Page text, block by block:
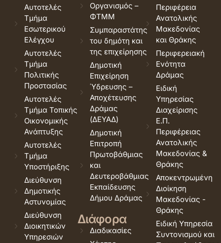
Αυτοτελές
Τμήμα
Εσωτερικού
Ελέγχου
Αυτοτελές
Τμήμα
Πολιτικής
Προστασίας
Αυτοτελές
Τμήμα Τοπικής
Οικονομικής
Ανάπτυξης
Αυτοτελές
Τμήμα
Υποστήριξης
Διεύθυνση
Δημοτικής
Αστυνομίας
Διεύθυνση
Διοικητικών
Υπηρεσιών
Οργανισμός –
ΦΤΜΜ
Συμπαραστάτης
του δημότη και
της επιχείρησης
Δημοτική
Επιχείρηση
Ύδρευσης –
Αποχέτευσης
Δράμας
(ΔΕΥΑΔ)
Δημοτική
Επιτροπή
Πρωτοβάθμιας
και
Δευτεροβάθμιας
Εκπαίδευσης
Δήμου Δράμας
Διάφορα
Διαδικασίες
Περιφέρεια
Ανατολικής
Μακεδονίας
και Θράκης
Περιφερειακή
Ενότητα
Δράμας
Ειδική
Υπηρεσίας
Διαχείρισης
Ε.Π.
Περιφέρειας
Ανατολικής
Μακεδονίας &
Θράκης
Αποκεντρωμένη
Διοίκηση
Μακεδονίας -
Θράκης
Ειδική Υπηρεσία
Συντονισμού και